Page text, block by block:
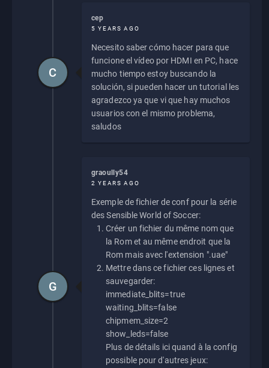
cep
5 YEARS AGO
Necesito saber cómo hacer para que
funcione el vídeo por HDMI en PC, hace
mucho tiempo estoy buscando la
solución, si pueden hacer un tutorial les
agradezco ya que vi que hay muchos
usuarios con el mismo problema,
saludos
C
graoully54
2 YEARS AGO
Exemple de fichier de conf pour la série
des Sensible World of Soccer:
Créer un fichier du même nom que
la Rom et au même endroit que la
Rom mais avec l'extension ".uae"
Mettre dans ce fichier ces lignes et
sauvegarder:
immediate_blits=true
waiting_blits=false
chipmem_size=2
show_leds=false
Plus de détails ici quand à la config
possible pour d'autres jeux:
G